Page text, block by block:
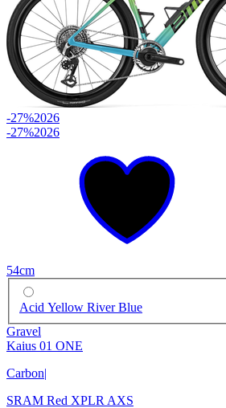
-27%2026
-27%2026
54cm
Acid Yellow River Blue
Gravel
Kaius 01 ONE
Carbon|
SRAM Red XPLR AXS